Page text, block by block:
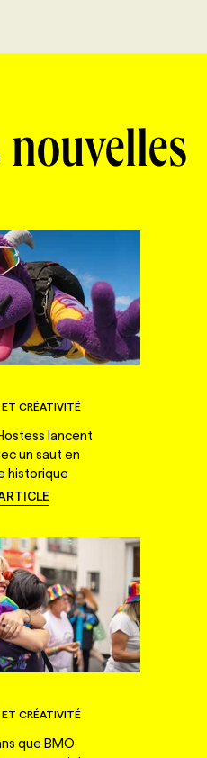
CRÉATIVITÉ
lancent
un saut en
historique
CRÉATIVITÉ
que BMO